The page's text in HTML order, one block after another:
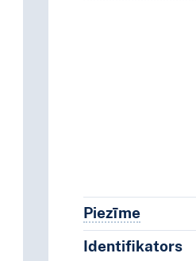
PiezīmePiezīmes
Identifikators